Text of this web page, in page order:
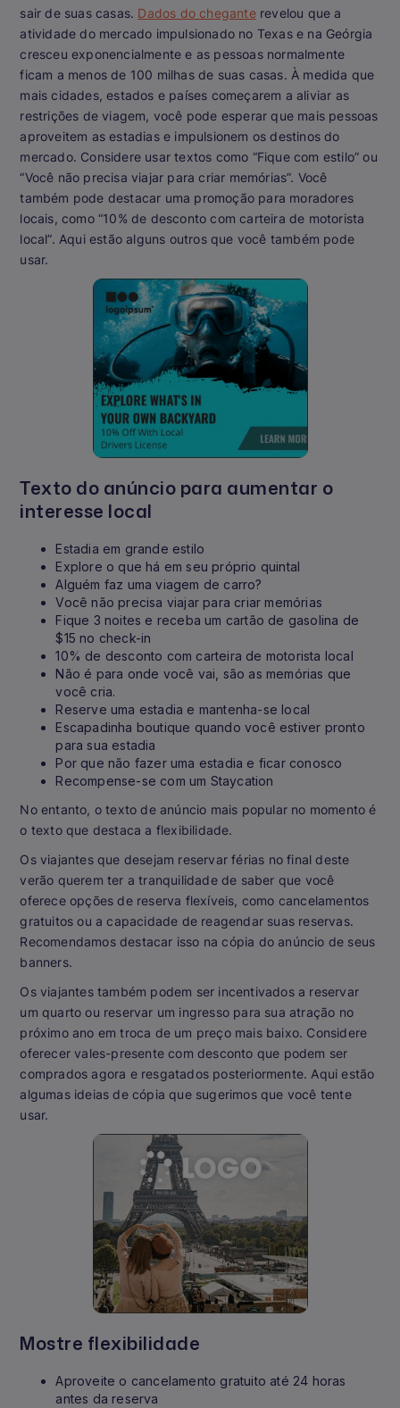
sair de suas casas. Dados do cheganterevelou que a
atividade do mercado impulsionado no Texas e na Geórgia
cresceu exponencialmente e as pessoas normalmente
ficam a menos de 100 milhas de suas casas. À medida que
mais cidades, estados e países começarem a aliviar as
restrições de viagem, você pode esperar que mais pessoas
aproveitem as estadias e impulsionem os destinos do
mercado. Considere usar textos como “Fique com estilo” ou
“Você não precisa viajar para criar memórias”. Você
também pode destacar uma promoção para moradores
locais, como “10% de desconto com carteira de motorista
local”. Aqui estão alguns outros que você também pode
usar.
Texto do anúncio para aumentar o
interesse local
Estadia em grande estilo
Explore o que há em seu próprio quintal
Alguém faz uma viagem de carro?
Você não precisa viajar para criar memórias
Fique 3 noites e receba um cartão de gasolina de
$15 no check-in
10% de desconto com carteira de motorista local
Não é para onde você vai, são as memórias que
você cria.
Reserve uma estadia e mantenha-se local
Escapadinha boutique quando você estiver pronto
para sua estadia
Por que não fazer uma estadia e ficar conosco
Recompense-se com um Staycation
No entanto, o texto de anúncio mais popular no momento é
o texto que destaca a flexibilidade.
Os viajantes que desejam reservar férias no final deste
verão querem ter a tranquilidade de saber que você
oferece opções de reserva flexíveis, como cancelamentos
gratuitos ou a capacidade de reagendar suas reservas.
Recomendamos destacar isso na cópia do anúncio de seus
banners.
Os viajantes também podem ser incentivados a reservar
um quarto ou reservar um ingresso para sua atração no
próximo ano em troca de um preço mais baixo. Considere
oferecer vales-presente com desconto que podem ser
comprados agora e resgatados posteriormente. Aqui estão
algumas ideias de cópia que sugerimos que você tente
usar.
Mostre flexibilidade
Aproveite o cancelamento gratuito até 24 horas
antes da reserva